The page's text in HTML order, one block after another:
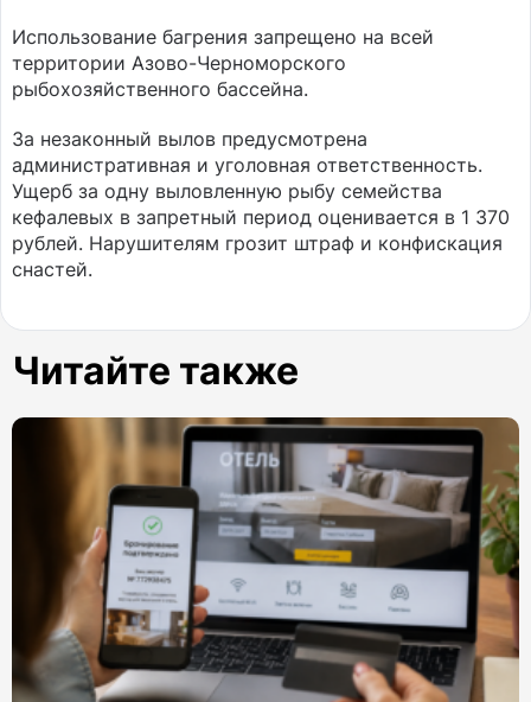
Использование багрения запрещено на всей
территории Азово-Черноморского
рыбохозяйственного бассейна.
За незаконный вылов предусмотрена
административная и уголовная ответственность.
Ущерб за одну выловленную рыбу семейства
кефалевых в запретный период оценивается в 1 370
рублей. Нарушителям грозит штраф и конфискация
снастей.
Читайте также